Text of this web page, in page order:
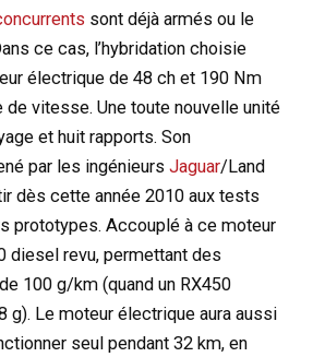
sont déjà armés ou le
ce cas, l’hybridation choisie
électrique de 48 ch et 190 Nm
vitesse. Une toute nouvelle unité
et huit rapports. Son
par les ingénieursJaguar/Land
dès cette année 2010 aux tests
prototypes. Accouplé à ce moteur
diesel revu, permettant des
100 g/km (quand un RX450
g). Le moteur électrique aura aussi
seul pendant 32 km, en